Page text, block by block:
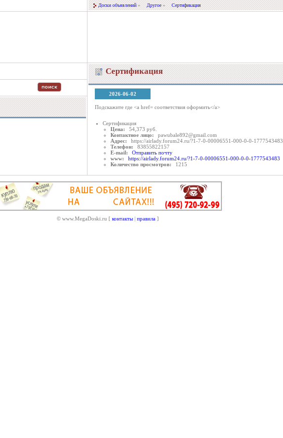
Доски объявлений» Другое» Сертификация
Сертификация
2026-06-02
Подскажите где <a href= соответствия оформить</a>
Сертификация
Цена:
54,373 руб.
Контактное лицо:
pawubale892@gmail.com
Адрес:
https://airlady.forum24.ru/?1-7-0-00006551-000-0-0-1777543483
Телефон:
83855822157
E-mail:
Отправить почту
www:
https://airlady.forum24.ru/?1-7-0-00006551-000-0-0-1777543483
Количество просмотров:
1215
© www.MegaDoski.ru [ контакты| правила]